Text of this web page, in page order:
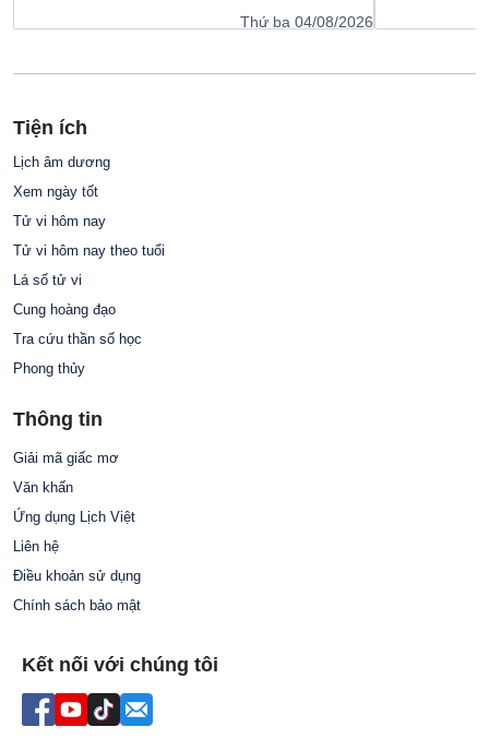
Thứ ba 04/08/2026
Tiện ích
Lịch âm dương
Xem ngày tốt
Tử vi hôm nay
Tử vi hôm nay theo tuổi
Lá số tử vi
Cung hoàng đạo
Tra cứu thần số học
Phong thủy
Thông tin
Giải mã giấc mơ
Văn khấn
Ứng dụng Lịch Việt
Liên hệ
Điều khoản sử dụng
Chính sách bảo mật
Kết nối với chúng tôi